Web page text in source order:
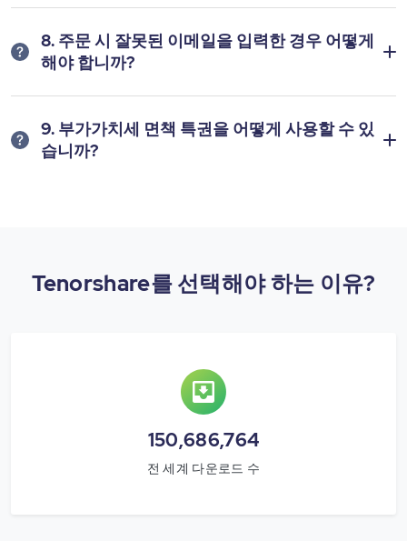
8. 주문 시 잘못된 이메일을 입력한 경우 어떻게
해야 합니까?
9. 부가가치세 면책 특권을 어떻게 사용할 수 있
습니까?
Tenorshare를 선택해야 하는 이유?
150,686,764
전 세계 다운로드 수